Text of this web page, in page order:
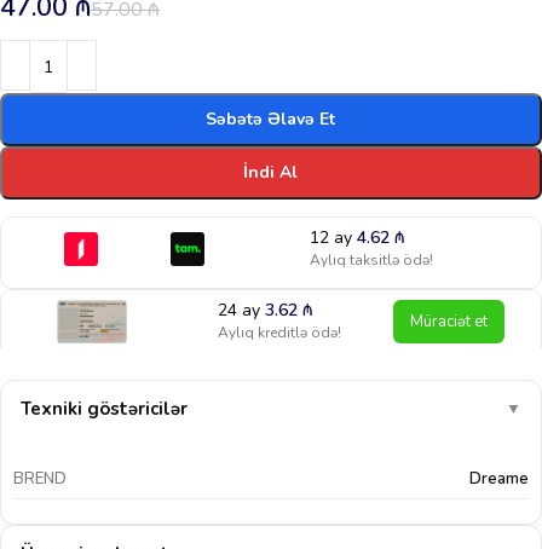
57.00₼
47.00 ₼
Səbətə Əlavə Et
İndi Al
12 ay 4.62 ₼
Aylıq taksitlə ödə!
24 ay3.62₼
Aylıq kreditlə ödə! Müraciət et
Texniki göstəricilər ▼
BREND Dreame